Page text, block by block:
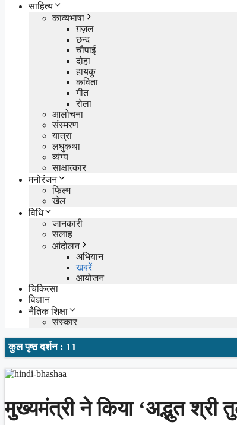
साहित्य
काव्यभाषा
ग़ज़ल
छन्द
चौपाई
दोहा
हायकु
कविता
गीत
रोला
आलोचना
संस्मरण
यात्रा
लघुकथा
व्यंग्य
साक्षात्कार
मनोरंजन
फिल्म
खेल
विधि
जानकारी
सलाह
आंदोलन
अभियान
खबरें
आयोजन
चिकित्सा
विज्ञान
नैतिक शिक्षा
संस्कार
कुल पृष्ठ दर्शन : 11
मुख्यमंत्री ने किया ‘अद्भुत श्री